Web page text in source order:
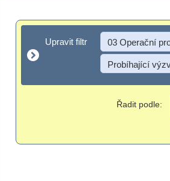
Upravit filtr
Upravit filtr 03 Operační
Probíhající
Řadit podle: